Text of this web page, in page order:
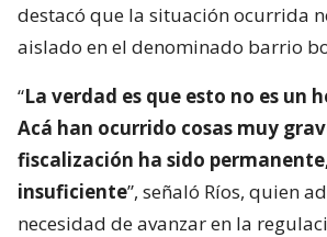
destacó que la situación ocurrida
aislado en el denominado barrio
“La verdad es que esto no es un
Acá han ocurrido cosas muy
fiscalización ha sido
insuficiente”, señaló Ríos, quien
necesidad de avanzar en la